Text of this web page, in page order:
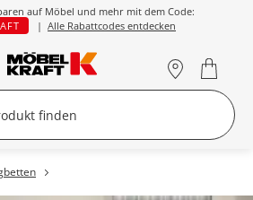
auf Möbel und mehr mit dem Code:
| Alle Rabattcodes entdecken